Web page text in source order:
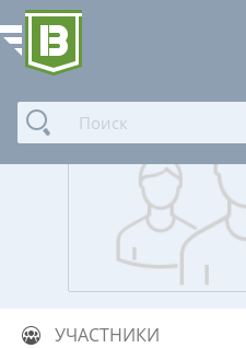
УЧАСТНИКИ